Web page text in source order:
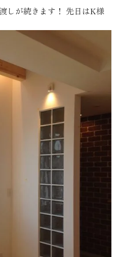
しが続きます！ 先日はK様